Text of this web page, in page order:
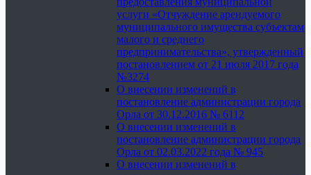
услуги «Отчуждение арендуемого
муниципального имущества субъектам
малого и среднего
предпринимательства», утвержденный
постановлением от 21 июля 2017 года
№3274
О внесении изменений в
постановление администрации города
Орла от 30.12.2016 № 6112
О внесении изменений в
постановление администрации города
Орла от 02.03.2022 года № 945
О внесении изменений в